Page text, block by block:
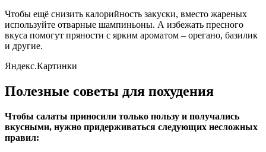
Чтобы ещё снизить калорийность закуски, вместо жареных
используйте отварные шампиньоны. А избежать пресного
вкуса помогут пряности с ярким ароматом – орегано, базилик
и другие.
Яндекс.Картинки
Полезные советы для похудения
Чтобы салаты приносили только пользу и получались
вкусными, нужно придерживаться следующих несложных
правил: